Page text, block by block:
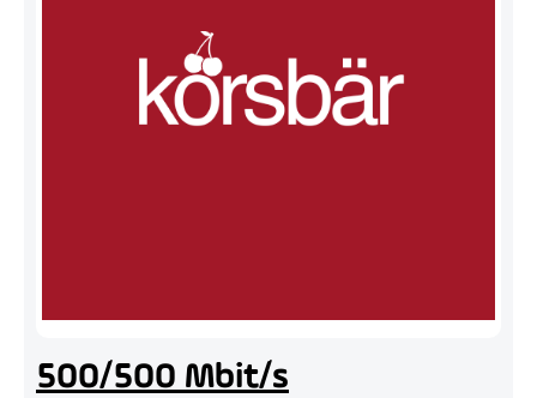
500/500 Mbit/s